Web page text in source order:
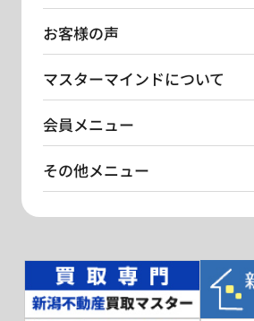
お客様の声
マスターマインドについて
会員メニュー
その他メニュー